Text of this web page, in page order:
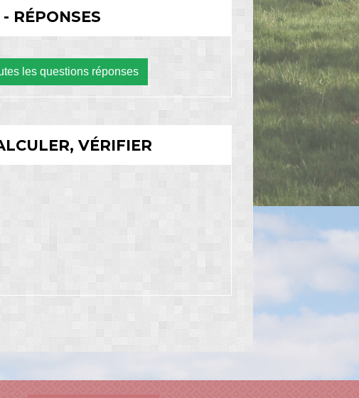
RÉPONSES
les questions réponses
VÉRIFIER